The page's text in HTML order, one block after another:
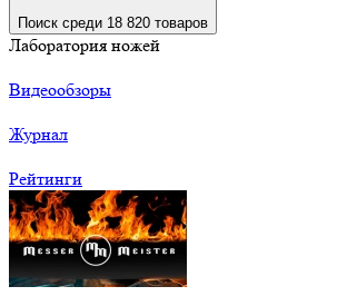
Поиск среди 18 820 товаров
Лаборатория ножей
Видеообзоры
Журнал
Рейтинги